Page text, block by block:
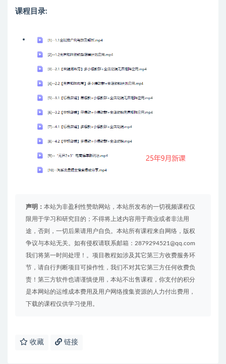
课程目录:
声明： 本站为非盈利性赞助网站，本站所发布的一切视频课程仅
限用于学习和研究目的；不得将上述内容用于商业或者非法用
途，否则，一切后果请用户自负。本站所有课程来自网络，版权
争议与本站无关。如有侵权请联系邮箱：2879294521@qq.com
我们将第一时间处理！。项目教程如涉及其它第三方收费服务环
节，请自行判断项目可操作性，我们不对其它第三方任何收费负
责！第三方软件也请谨慎使用，本站不出售课程，你支付的积分
是本网站的运维成本费用及用户网络搜集资源的人力付出费用，
下载的课程仅供学习使用。
收藏 链接